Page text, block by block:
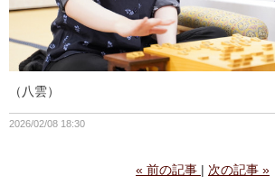
（八雲）
2026/02/08 18:30
« 前の記事 次の記事 »